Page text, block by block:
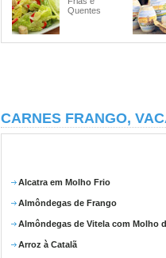
Quentes
CARNES FRANGO,
Alcatra em Molho Frio
Almôndegas de Frango
Almôndegas de Vitela com Molho
Arroz à Catalã